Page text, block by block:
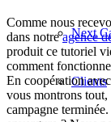
Next
Clients
Comme nous
dans notreagence
produit ce tutoriel
comment
En coopération
vous montrons
campagne